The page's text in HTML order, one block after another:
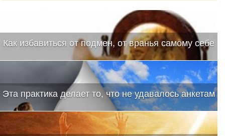
Как избавиться от подмен, от вранья самому себе
Эта практика делает то, что не удавалось анкетам